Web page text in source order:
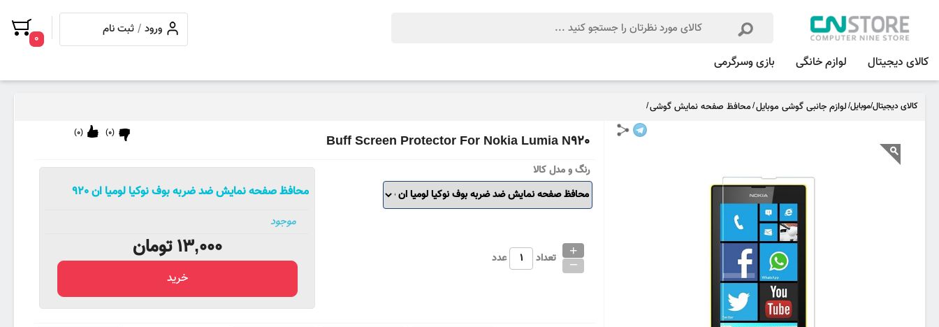
0
ورود / ثبت نام
کالای دیجیتال لوازم خانگی بازی وسرگرمی
کالای دیجیتال/موبایل/لوازم جانبی گوشی موبایل/محافظ صفحه نمایش گوشی/
Buff Screen Protector For Nokia Lumia N920
(
0
) (
0
)
رنگ و مدل کالا
تعداد
+
_ عدد
محافظ صفحه نمایش ضد ضربه بوف نوکیا لومیا ان 920
موجود
13,000تومان